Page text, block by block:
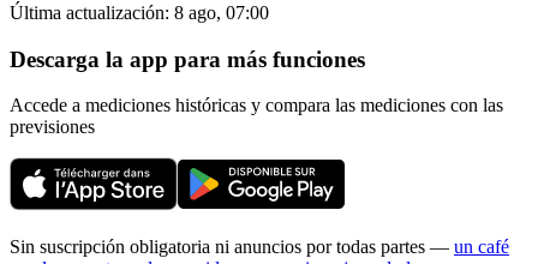
Última actualización: 8 ago, 07:00
Descarga la app para más funciones
Accede a mediciones históricas y compara las mediciones con las
previsiones
Sin suscripción obligatoria ni anuncios por todas partes — un café